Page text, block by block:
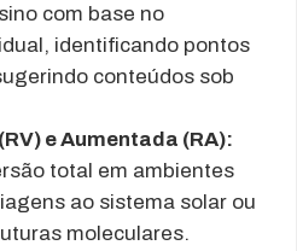
com base no
identificando pontos
conteúdos sob
e Aumentada (RA):
total em ambientes
ao sistema solar ou
moleculares.